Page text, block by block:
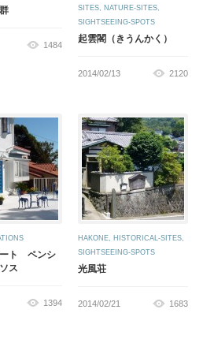
1484
SITES, NATURE-SITES,
SIGHTSEEING-SPOTS
起雲閣（きうんかく）
2014/02/13 2120
ト ペンシ
ス
1394
HAKONE, HISTORICAL-SITES,
SIGHTSEEING-SPOTS
光風荘
2014/02/21 1683